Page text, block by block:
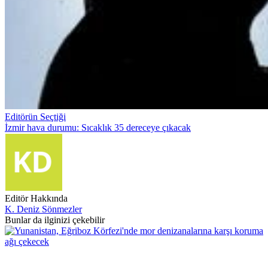
Editörün Seçtiği
İzmir hava durumu: Sıcaklık 35 dereceye çıkacak
Editör Hakkında
K. Deniz Sönmezler
Bunlar da ilginizi çekebilir